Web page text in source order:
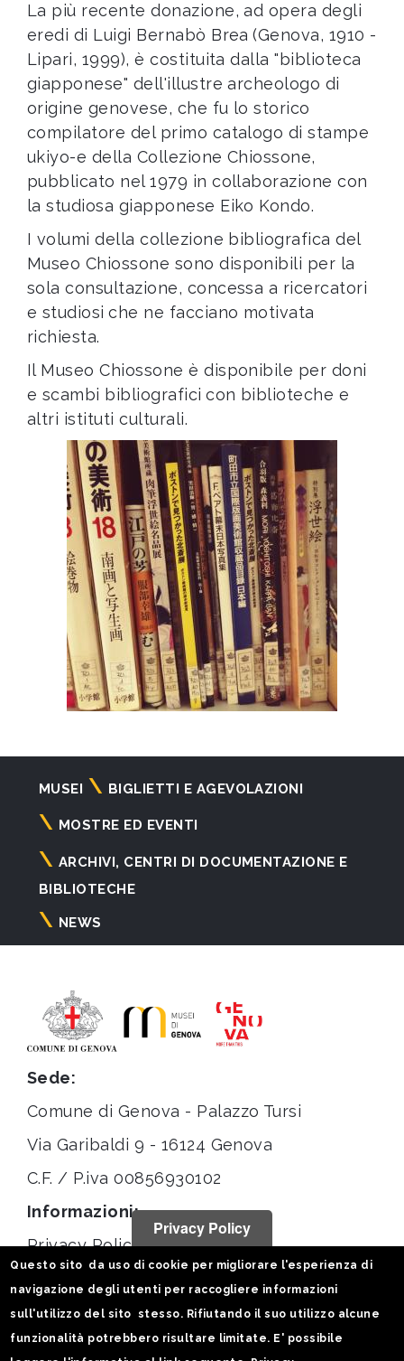
La più recente donazione, ad opera degli
eredi di Luigi Bernabò Brea (Genova, 1910 -
Lipari, 1999), è costituita dalla "biblioteca
giapponese" dell'illustre archeologo di
origine genovese, che fu lo storico
compilatore del primo catalogo di stampe
ukiyo-e della Collezione Chiossone,
pubblicato nel 1979 in collaborazione con
la studiosa giapponese Eiko Kondo.
I volumi della collezione bibliografica del
Museo Chiossone sono disponibili per la
sola consultazione, concessa a ricercatori
e studiosi che ne facciano motivata
richiesta.
Il Museo Chiossone è disponibile per doni
e scambi bibliografici con biblioteche e
altri istituti culturali.
Navigazione
principale
MUSEI BIGLIETTI E AGEVOLAZIONI
MOSTRE ED EVENTI
ARCHIVI, CENTRI DI DOCUMENTAZIONE E
BIBLIOTECHE
NEWS
Sede:
Comune di Genova - Palazzo Tursi
Via Garibaldi 9 - 16124 Genova
C.F. / P.iva 00856930102
Informazioni:
Privacy Policy
Statistiche
Seguici su:
Privacy Policy
Questo sito da uso di cookie per migliorare l'esperienza di
navigazione degli utenti per raccogliere informazioni
sull'utilizzo del sito stesso. Rifiutando il suo utilizzo alcune
funzionalità potrebbero risultare limitate. E' possibile